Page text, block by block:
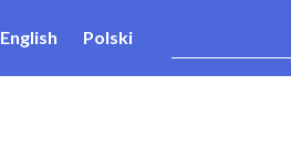
English Polski